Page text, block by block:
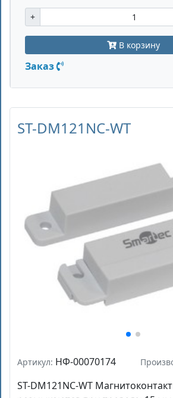
+
В корзину
Заказ
ST-DM121NC-WT
Артикул: НФ-00070174
ST-DM121NC-WT